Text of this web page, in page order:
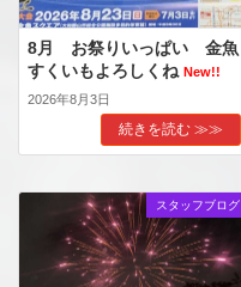
8月 お祭りいっぱい 金魚
すくいもよろしくね New!!
2026年8月3日
続きを読む ≫≫
スタッフブログ